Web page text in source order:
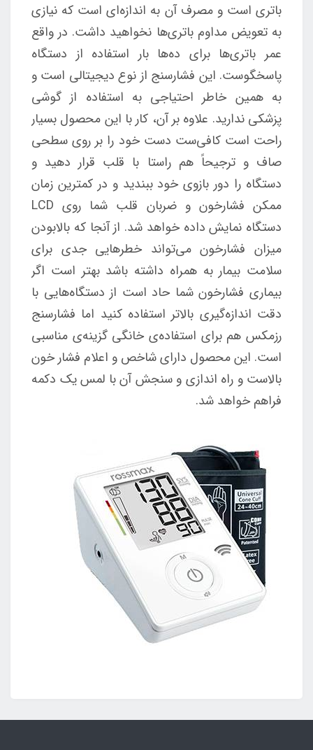
باتری است و مصرف آن به اندازه‌ای است که نیازی
به تعویض مداوم باتری‌ها نخواهید داشت. در واقع
عمر باتری‌ها برای ده‌ها بار استفاده از دستگاه
پاسخگوست. این فشارسنج از نوع دیجیتالی است و
به همین خاطر احتیاجی به استفاده از گوشی
پزشکی ندارید. علاوه بر آن، کار با این محصول بسیار
راحت است کافی‌ست دست خود را بر روی سطحی
صاف و ترجیحاً هم راستا با قلب قرار دهید و
دستگاه را دور بازوی خود ببندید و در کمترین زمان
ممکن فشارخون و ضربان قلب شما روی LCD
دستگاه نمایش داده خواهد شد. از آنجا که بالابودن
میزان فشارخون می‌تواند خطرهایی جدی برای
سلامت بیمار به همراه داشته باشد بهتر است اگر
بیماری فشارخون شما حاد است از دستگاه‌هایی با
دقت اندازه‌گیری بالاتر استفاده کنید اما فشارسنج
رزمکس هم برای استفاده‌ی خانگی گزینه‌ی مناسبی
است. این محصول دارای شاخص و اعلام فشار خون
بالاست و راه اندازی و سنجش آن با لمس یک دکمه
فراهم خواهد شد.